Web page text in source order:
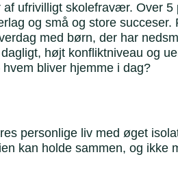
ufrivilligt skolefravær. Over
og små og store
med børn, der har
højt konfliktniveau og
bliver hjemme i dag?
personlige liv med øget
kan holde sammen, og ikke